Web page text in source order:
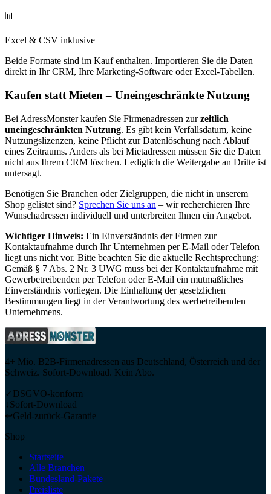
📊
Excel & CSV inklusive
Beide Formate sind im Kauf enthalten. Importieren Sie die Daten
direkt in Ihr CRM, Ihre Marketing-Software oder Excel-Tabellen.
Kaufen statt Mieten – Uneingeschränkte Nutzung
Bei AdressMonster kaufen Sie Firmenadressen zur zeitlich
uneingeschränkten Nutzung. Es gibt kein Verfallsdatum, keine
Nutzungslizenzen, keine Pflicht zur Datenlöschung nach Ablauf
eines Zeitraums. Anders als bei Mietadressen müssen Sie die Daten
nicht aus Ihrem CRM löschen. Lediglich die Weitergabe an Dritte ist
untersagt.
Benötigen Sie Branchen oder Zielgruppen, die nicht in unserem
Shop gelistet sind? Sprechen Sie uns an – wir recherchieren Ihre
Wunschadressen individuell und unterbreiten Ihnen ein Angebot.
Wichtiger Hinweis: Ein Einverständnis der Firmen zur
Kontaktaufnahme durch Ihr Unternehmen per E-Mail oder Telefon
liegt uns nicht vor. Bitte beachten Sie die aktuelle Rechtsprechung:
Gemäß § 7 Abs. 2 Nr. 3 UWG muss bei der Kontaktaufnahme mit
Gewerbetreibenden per Telefon oder E-Mail ein mutmaßliches
Einverständnis vorliegen. Die Einhaltung der gesetzlichen
Bestimmungen liegt in der Verantwortung des werbetreibenden
Unternehmens.
4+ Mio. B2B-Firmenadressen aus Deutschland, Österreich und der
Schweiz. Sofort-Download. Kein Abo.
✓ DSGVO-konform
↓Sofort-Download
↩Geld-zurück-Garantie
Shop
Startseite
Alle Branchen
Bundesland-Pakete
Preisliste